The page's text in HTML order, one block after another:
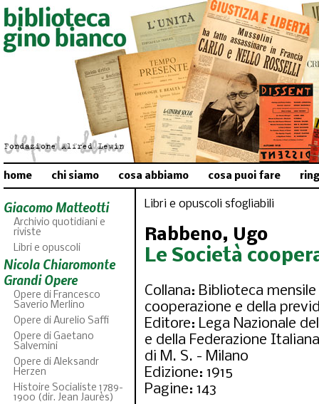
home chi siamo cosa abbiamo cosa puoi fare
Giacomo Matteotti
Archivio quotidiani e
riviste
Libri e opuscoli
Nicola Chiaromonte
Grandi Opere
Opere di Francesco
Saverio Merlino
Opere di Aurelio Saffi
Opere di Gaetano
Salvemini
Opere di Aleksandr
Herzen
Histoire Socialiste 1789-
1900 (dir. Jean Jaurès)
Libri e opuscoli sfogliabili
Rabbeno, Ugo
Le Società
Collana: Biblioteca mensile
cooperazione e della
Editore: Lega Nazionale
e della Federazione
di M. S. - Milano
Edizione: 1915
Pagine: 143